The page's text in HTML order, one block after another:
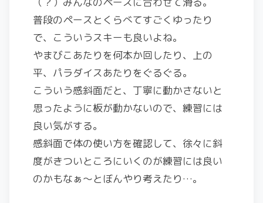
普段のペースとくらべてすごくゆったり
で、こういうスキーも良いよね。
やまびこあたりを何本か回したり、上の
平、パラダイスあたりをぐるぐる。
こういう感斜面だと、丁寧に動かさないと
思ったように板が動かないので、練習には
良い気がする。
感斜面で体の使い方を確認して、徐々に斜
度がきついところにいくのが練習には良い
のかもなぁ〜とぼんやり考えたり…。